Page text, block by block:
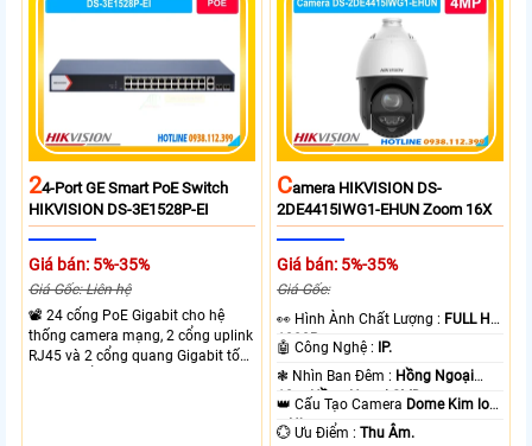
lên đến 300m cho hệ thống
24-Port GE Smart PoE Switch
HIKVISION DS-3E1528P-EI
Giá bán: 5%-35%
Giá Gốc: Liên hệ
📽 24 cổng PoE Gigabit cho hệ
thống camera mạng, 2 cổng uplink
RJ45 và 2 cổng quang Gigabit tốc
CAmera HIKVISION DS-
2DE4415IWG1-EHUN Zoom 16X
Giá bán: 5%-35%
Giá Gốc:
️👀 Hình Ành Chất Lượng : FULL HD
1080P .
🤖️ Công Nghệ :
IP.
❃ Nhìn Ban Đêm : Hồng Ngoại
10m Hồng Ngoại SMD.
👑 Cấu Tạo Camera Dome Kim loại
+ Nhựa.
️💮 Ưu Điểm :Thu Âm.